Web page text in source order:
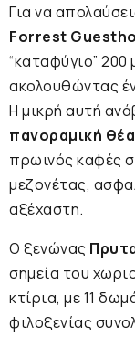
Για να
Forrest
“καταφύγιο”
ακολουθώντας
Η μικρή αυτή
πανοραμική θέα
πρωινός καφές
μεζονέτας,
αξέχαστη.
Ο ξενώνας
σημεία του
κτίρια, με 11
φιλοξενίας